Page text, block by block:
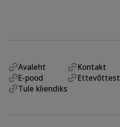
Avaleht
E-pood
Tule kliendiks
Kontakt
Ettevõttest